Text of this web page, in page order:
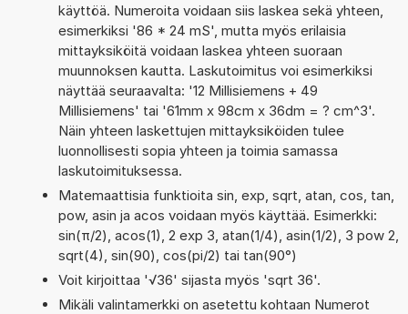
käyttöä. Numeroita voidaan siis laskea sekä yhteen,
esimerkiksi '86 * 24 mS', mutta myös erilaisia
mittayksiköitä voidaan laskea yhteen suoraan
muunnoksen kautta. Laskutoimitus voi esimerkiksi
näyttää seuraavalta: '12 Millisiemens + 49
Millisiemens' tai '61mm x 98cm x 36dm = ? cm^3'.
Näin yhteen laskettujen mittayksiköiden tulee
luonnollisesti sopia yhteen ja toimia samassa
laskutoimituksessa.
Matemaattisia funktioita sin, exp, sqrt, atan, cos, tan,
pow, asin ja acos voidaan myös käyttää. Esimerkki:
sin(π/2), acos(1), 2 exp 3, atan(1/4), asin(1/2), 3 pow 2,
sqrt(4), sin(90), cos(pi/2) tai tan(90°)
Voit kirjoittaa '√36' sijasta myös 'sqrt 36'.
Mikäli valintamerkki on asetettu kohtaan Numerot